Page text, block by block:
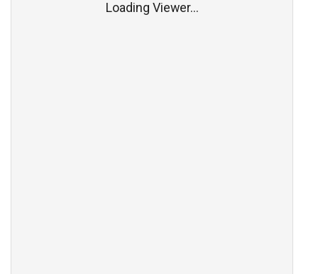
Loading Viewer...